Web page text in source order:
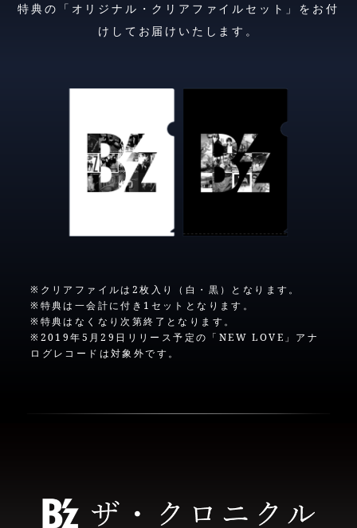
特典の「オリジナル・クリアファイルセット」をお付
けしてお届けいたします。
※クリアファイルは2枚入り（白・黒）となります。
※特典は一会計に付き1セットとなります。
※特典はなくなり次第終了となります。
※2019年5月29日リリース予定の「NEW LOVE」アナ
ログレコードは対象外です。